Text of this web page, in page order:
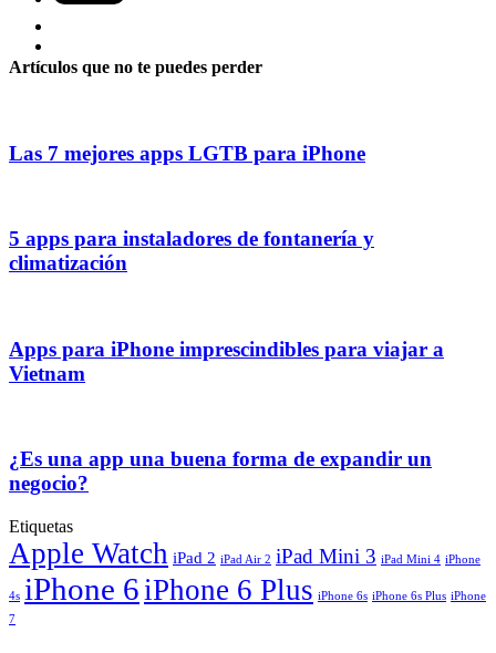
Artículos que no te puedes perder
Las 7 mejores apps LGTB para iPhone
5 apps para instaladores de fontanería y
climatización
Apps para iPhone imprescindibles para viajar a
Vietnam
¿Es una app una buena forma de expandir un
negocio?
Etiquetas
Apple Watch iPad 2 iPad Air 2 iPad Mini 3 iPad Mini 4 iPhone
4s iPhone 6iPhone 6 Plus iPhone 6s iPhone 6s Plus iPhone
7